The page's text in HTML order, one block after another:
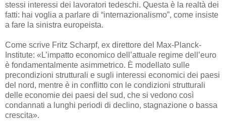
stessi interessi dei lavoratori tedeschi. Questa è la realtà dei
fatti: hai voglia a parlare di “internazionalismo”, come insiste
a fare la sinistra europeista.
Come scrive Fritz Scharpf, ex direttore del Max-Planck-
Institute: «L’impatto economico dell’attuale regime dell’euro
è fondamentalmente asimmetrico. È modellato sulle
precondizioni strutturali e sugli interessi economici dei paesi
del nord, mentre è in conflitto con le condizioni strutturali
delle economie dei paesi del sud, che si vedono così
condannati a lunghi periodi di declino, stagnazione o bassa
crescita».